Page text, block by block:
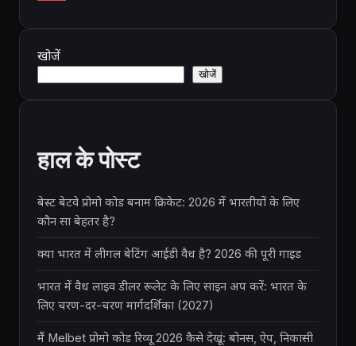
खोजें
खोजें
हाल के पोस्ट
बेस्ट बेटवे प्रोमो कोड बनाम क्रिकेट: 2026 में भारतीयों के लिए
कौन सा बेहतर है?
क्या भारत में लीगल बेटिंग आईडी वैध है? 2026 की पूरी गाइड
भारत में वैध लाइव डीलर रूलेट के लिए साइन अप करें: भारत के
लिए चरण-दर-चरण मार्गदर्शिका (2027)
मैं Melbet प्रोमो कोड रिव्यू 2026 कैसे देखूं: बोनस, ऐप, निकासी